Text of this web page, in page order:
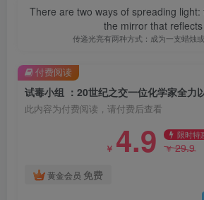
There are two ways of spreading
the mirror that
传递光亮有两种方式：成为一支蜡烛
此内容为付费阅读，请付费后查看
￥ 4.9 限时特
￥29.9
黄金会员 免费
付费阅读